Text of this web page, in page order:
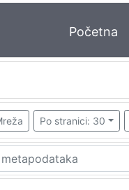
Početna
Po stranici: 30